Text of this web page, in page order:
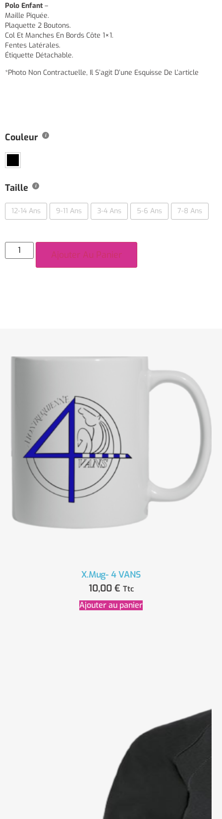
Polo Enfant –
Maille Piquée.
Plaquette 2 Boutons.
Col Et Manches En Bords Côte 1×1.
Fentes Latérales.
Étiquette Détachable.
*Photo Non Contractuelle, Il S’agit D’une Esquisse De L’article
Couleur
Taille
12-14 Ans 9-11 Ans 3-4 Ans 5-6 Ans 7-8 Ans
Ajouter Au Panier
X.Mug- 4 VANS
10,00 € Ttc
Ajouter au panier